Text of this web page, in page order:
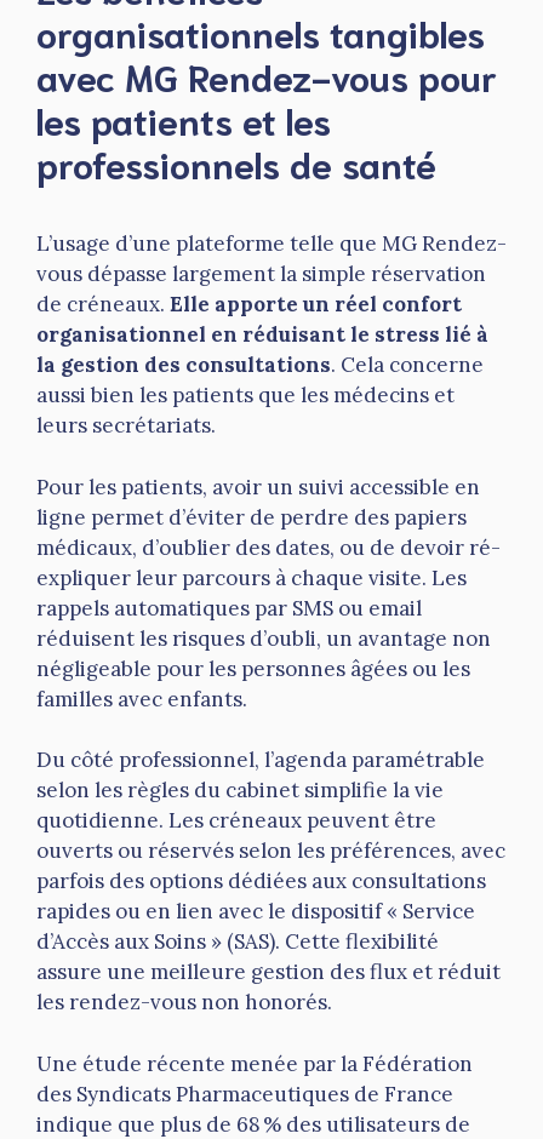
organisationnels tangibles
avec MG Rendez-vous pour
les patients et les
professionnels de santé
L’usage d’une plateforme telle que MG Rendez-
vous dépasse largement la simple réservation
de créneaux. Elle apporte un réel confort
organisationnel en réduisant le stress lié à
la gestion des consultations. Cela concerne
aussi bien les patients que les médecins et
leurs secrétariats.
Pour les patients, avoir un suivi accessible en
ligne permet d’éviter de perdre des papiers
médicaux, d’oublier des dates, ou de devoir ré-
expliquer leur parcours à chaque visite. Les
rappels automatiques par SMS ou email
réduisent les risques d’oubli, un avantage non
négligeable pour les personnes âgées ou les
familles avec enfants.
Du côté professionnel, l’agenda paramétrable
selon les règles du cabinet simplifie la vie
quotidienne. Les créneaux peuvent être
ouverts ou réservés selon les préférences, avec
parfois des options dédiées aux consultations
rapides ou en lien avec le dispositif « Service
d’Accès aux Soins » (SAS). Cette flexibilité
assure une meilleure gestion des flux et réduit
les rendez-vous non honorés.
Une étude récente menée par la Fédération
des Syndicats Pharmaceutiques de France
indique que plus de 68 % des utilisateurs de